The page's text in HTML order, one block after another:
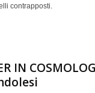
contrapposti.
IN